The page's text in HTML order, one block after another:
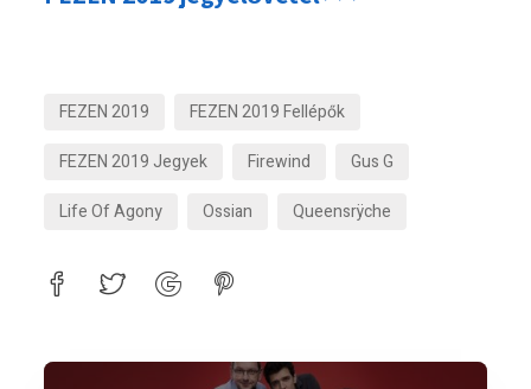
FEZEN 2019
FEZEN 2019 Fellépők
FEZEN 2019 Jegyek
Firewind
Gus G
Life Of Agony
Ossian Queensrÿche